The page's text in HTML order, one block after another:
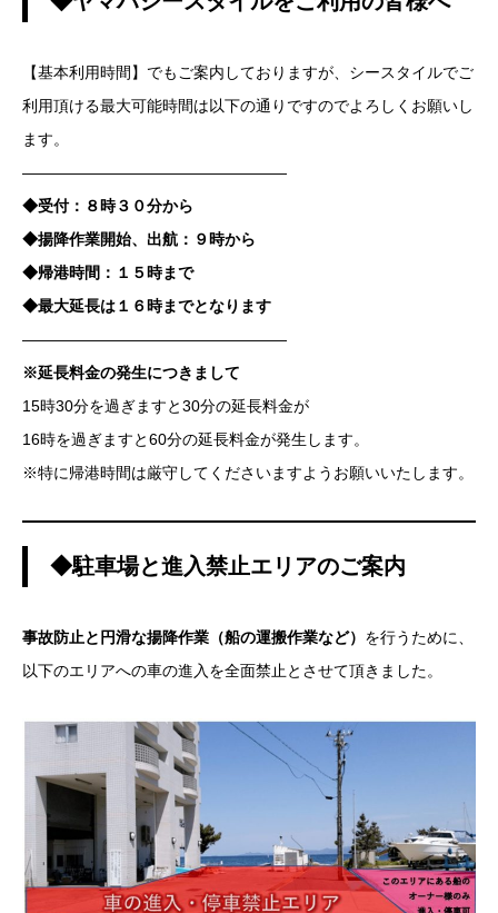
【基本利用時間】でもご案内しておりますが、シースタイルでご
利用頂ける最大可能時間は以下の通りですのでよろしくお願いし
ます。
—————————————————
◆受付：８時３０分から
◆揚降作業開始、出航：９時から
◆帰港時間：１５時まで
◆最大延長は１６時までとなります
—————————————————
※延長料金の発生につきまして
15時30分を過ぎますと30分の延長料金が
16時を過ぎますと60分の延長料金が発生します。
※特に帰港時間は厳守してくださいますようお願いいたします。
◆駐車場と進入禁止エリアのご案内
事故防止と円滑な揚降作業（船の運搬作業など） を行うために、
以下のエリアへの車の進入を全面禁止とさせて頂きました。